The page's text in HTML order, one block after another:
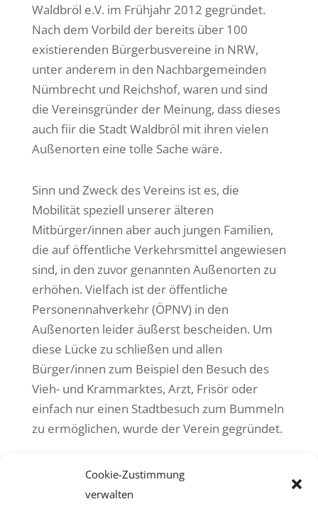
Cookie-Zustimmung
verwalten
Waldbröl e.V. im Frühjahr 2012 gegründet.
Nach dem Vorbild der bereits über 100
existierenden Bürgerbusvereine in NRW,
unter anderem in den Nachbargemeinden
Nümbrecht und Reichshof, waren und sind
die Vereinsgründer der Meinung, dass dieses
auch fiir die Stadt Waldbröl mit ihren vielen
Außenorten eine tolle Sache wäre.
Sinn und Zweck des Vereins ist es, die
Mobilität speziell unserer älteren
Mitbürger/innen aber auch jungen Familien,
die auf öffentliche Verkehrsmittel angewiesen
sind, in den zuvor genannten Außenorten zu
erhöhen. Vielfach ist der öffentliche
Personennahverkehr (ÖPNV) in den
Außenorten leider äußerst bescheiden. Um
diese Lücke zu schließen und allen
Bürger/innen zum Beispiel den Besuch des
Vieh- und Krammarktes, Arzt, Frisör oder
einfach nur einen Stadtbesuch zum Bummeln
zu ermöglichen, wurde der Verein gegründet.
Mehr erfahren »